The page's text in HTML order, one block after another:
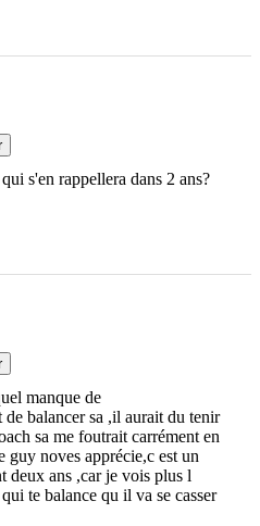
s'en rappellera dans 2 ans?
manque de
de balancer sa ,il aurait du tenir
sa me foutrait carrément en
guy noves apprécie,c est un
deux ans ,car je vois plus l
te balance qu il va se casser